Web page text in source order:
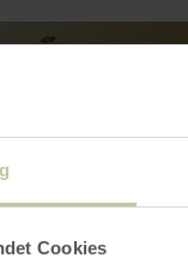
Cookies